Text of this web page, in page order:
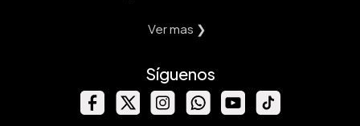
Ver mas ❯
Síguenos